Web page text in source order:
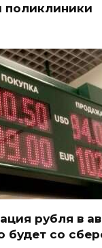
рубля в
будет со